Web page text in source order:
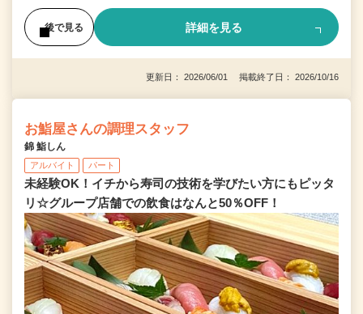
後で見る 詳細を見る
更新日： 2026/06/01 掲載終了日： 2026/10/16
お鮨屋さんの調理スタッフ
錦 鮨しん
アルバイト パート
未経験OK！イチから寿司の技術を学びたい方にもピッタ
リ☆グループ店舗での飲食はなんと50％OFF！